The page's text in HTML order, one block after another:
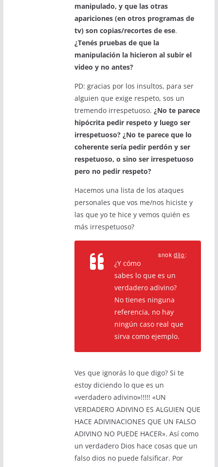
manipulado, y que las otras
apariciones (en otros programas de
tv) son copias/recortes de ese.
¿Tenés pruebas de que la
manipulación la hicieron al subir el
video y no antes?
PD: gracias por los insultos, para ser
alguien que exige respeto, sos un
tremendo irrespetuoso. ¿No te parece
hipócrita pedir respeto y luego ser
irrespetuoso? ¿No te parece que lo
coherente sería pedir perdón y ser
respetuoso, o sino ser irrespetuoso
pero no pedir respeto?
Hacemos una lista de los ataques
personales que vos me/nos hiciste y
las que yo te hice y vemos quién es
más irrespetuoso?
snokdijo:
¿Y cómo
sabes lo que es un
verdadero adivino?
No tienes ninguna
referencia, no hay
ningún caso real que
sirva como ejemplo.
Ves que ignorás lo que digo? Si te
estoy diciendo lo que es un
«verdadero adivino»!!!!! «UN
VERDADERO ADIVINO ES ALGUIEN QUE
HACE ADIVINACIONES QUE UN FALSO
ADIVINO NO PUEDE HACER». Así como
un verdadero Dios hace cosas que un
falso dios no puede falsificar. Por